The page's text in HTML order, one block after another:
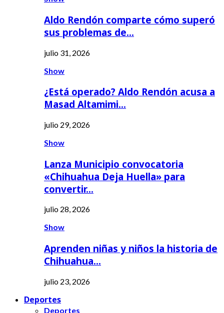
Aldo Rendón comparte cómo superó
sus problemas de…
julio 31, 2026
Show
¿Está operado? Aldo Rendón acusa a
Masad Altamimi…
julio 29, 2026
Show
Lanza Municipio convocatoria
«Chihuahua Deja Huella» para
convertir…
julio 28, 2026
Show
Aprenden niñas y niños la historia de
Chihuahua…
julio 23, 2026
Deportes
Deportes